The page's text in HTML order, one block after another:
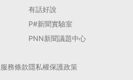
有話好說
P#新聞實驗室
PNN新聞議題中心
服務條款隱私權保護政策